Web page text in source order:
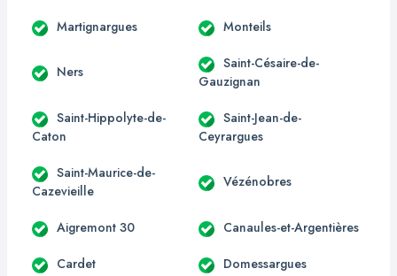
Martignargues Monteils
Ners
Saint-Césaire-de-
Gauzignan
Saint-Hippolyte-de-
Caton
Saint-Jean-de-
Ceyrargues
Saint-Maurice-de-
Cazevieille
Vézénobres
Aigremont 30 Canaules-et-Argentières
Cardet Domessargues